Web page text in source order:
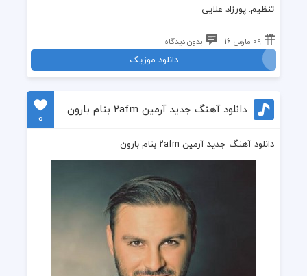
تنظیم: پورزاد علایی
09 مارس 16 بدون دیدگاه
دانلود موزیک
دانلود آهنگ جدید آرمین ۲afm بنام بارون
0
دانلود آهنگ جدید آرمین ۲afm بنام بارون